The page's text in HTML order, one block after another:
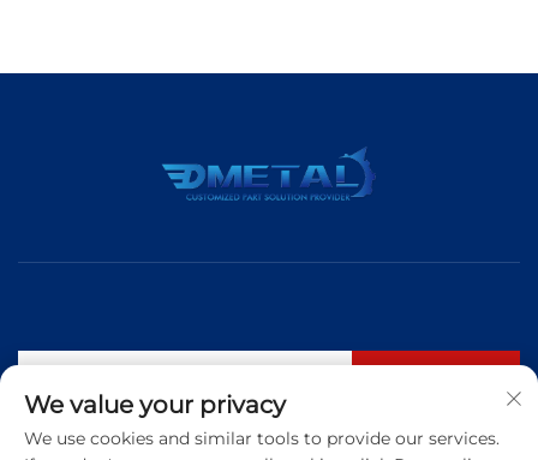
We value your privacy
We use cookies and similar tools to provide our services.